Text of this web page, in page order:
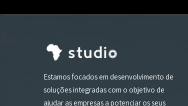
Estamos focados em desenvolvimento de
soluções integradas com o objetivo de
ajudar as empresas a potenciar os seus